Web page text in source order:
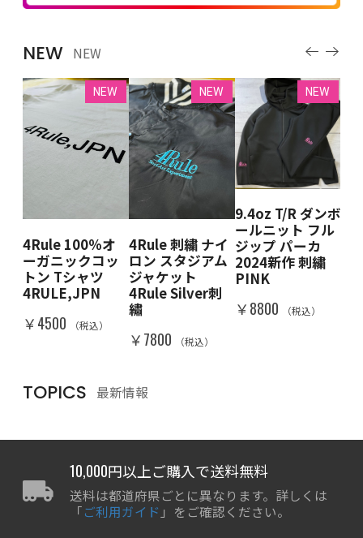
NEW NEW
NEW
4Rule 100％オ
ーガニックコッ
トン Tシャツ
4RULE,JPN
￥4500 （税込）
NEW
4Rule 刺繍 ナイ
ロン スタジアム
ジャケット
4Rule Silver刺
繡
￥7800 （税込）
NEW
9.4oz T/R ダンボ
ールニット フル
ジップ パーカ
2024新作 刺繍
PINK
￥8800 （税込）
TOPICS 最新情報
10,000円以上ご購入で送料無料
送料は都道府県ごとに異なります。詳しくは
「ご利用ガイド 」をご確認ください。